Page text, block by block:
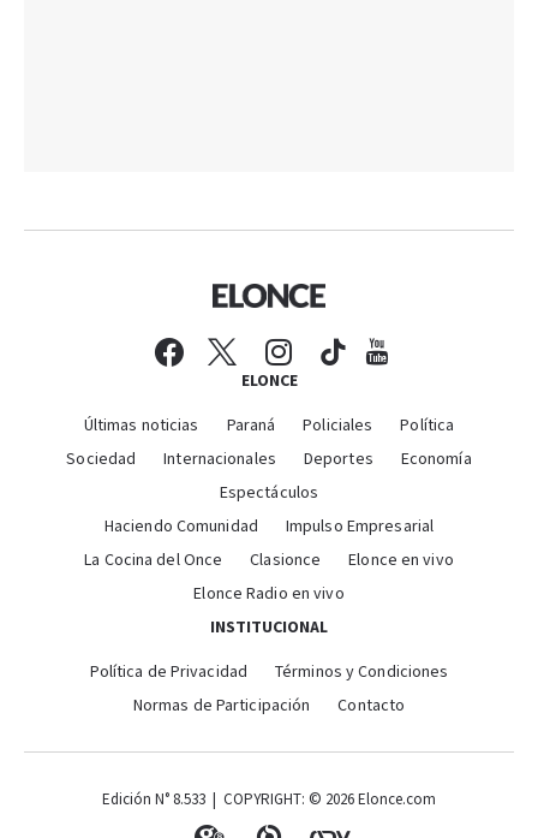
ELONCE
Últimas noticias Paraná Policiales
Política
Sociedad
Internacionales Deportes
Economía
Espectáculos
Haciendo Comunidad
Impulso Empresarial
La Cocina del Once
Clasionce
Elonce en vivo
Elonce Radio en vivo
INSTITUCIONAL
Política de Privacidad
Términos y Condiciones
Normas de Participación
Contacto
Edición N° 8.533 | COPYRIGHT: © 2026 Elonce.com